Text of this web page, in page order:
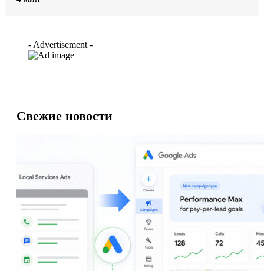
- Advertisement -
Свежие новости